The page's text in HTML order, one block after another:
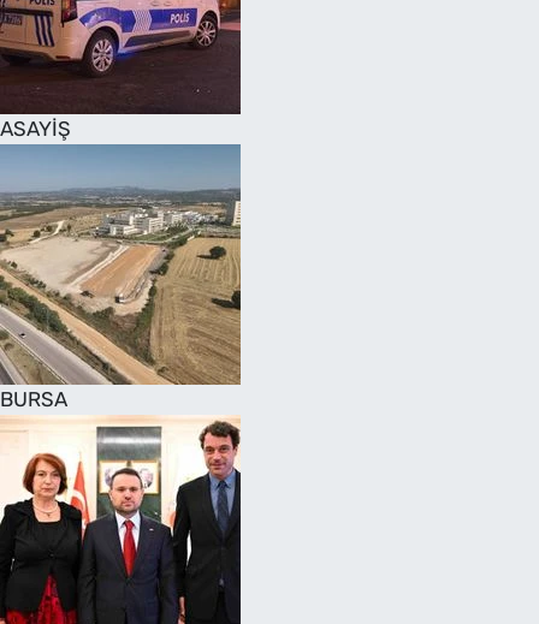
ASAYİŞ
BURSA
SAĞLIK
TV REHBERİ